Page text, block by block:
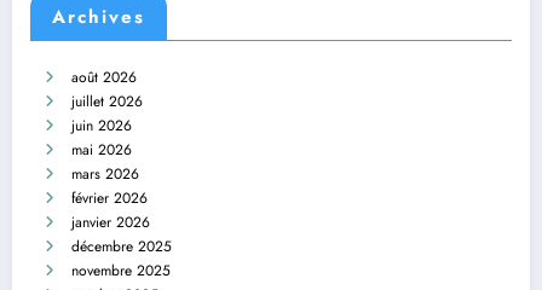
Archives
août 2026
juillet 2026
juin 2026
mai 2026
mars 2026
février 2026
janvier 2026
décembre 2025
novembre 2025